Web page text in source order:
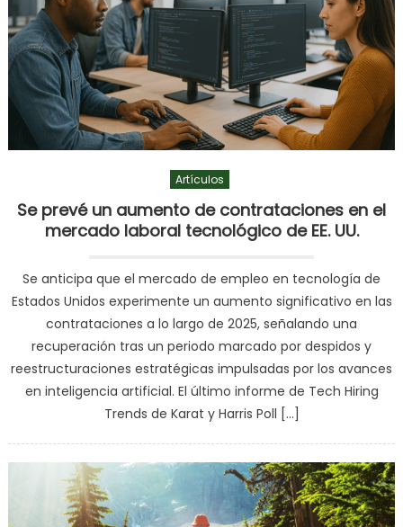
Artículos
Se prevé un aumento de contrataciones en el
mercado laboral tecnológico de EE. UU.
Se anticipa que el mercado de empleo en tecnología de
Estados Unidos experimente un aumento significativo en las
contrataciones a lo largo de 2025, señalando una
recuperación tras un periodo marcado por despidos y
reestructuraciones estratégicas impulsadas por los avances
en inteligencia artificial. El último informe de Tech Hiring
Trends de Karat y Harris Poll […]